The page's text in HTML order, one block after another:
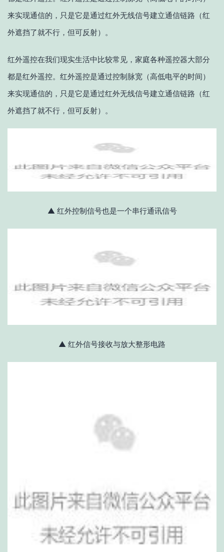
来实现通信的，只是它是通过红外无线信号建立通信链路（红
外遮挡了就不行，但可反射）。
红外遥控在我们现实生活中比较常见，家庭各种遥控器大部分
都是红外遥控。红外遥控是通过控制脉宽（高低电平的时间）
来实现通信的，只是它是通过红外无线信号建立通信链路（红
外遮挡了就不行，但可反射）。
▲ 红外控制信号也是一个串行通讯信号
▲ 红外信号接收与放大整形电路